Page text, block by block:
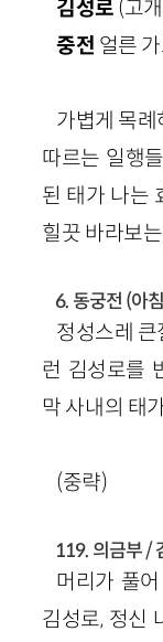
김성로 (고
중전 얼른
가볍게 목
따르는 일행
된 태가 나는
힐끗 바라보
6. 동궁전 (아
정성스레
런 김성로를
막 사내의 태
(중략)
119. 의금부 /
머리가 풀
김성로, 정신